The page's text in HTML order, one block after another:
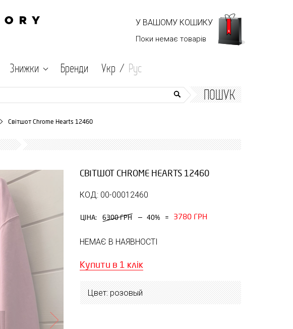
У ВАШОМУ КОШИКУ
Поки немає товарів
Знижки Бренди Укр / Рус
ПОШУК
Світшот Chrome Hearts 12460
СВІТШОТ CHROME HEARTS 12460
КОД: 00-00012460
ЦІНА: 6300 ГРН — 40% = 3780 ГРН
НЕМАЄ В НАЯВНОСТІ
Купити в 1 клік
Цвет: розовый